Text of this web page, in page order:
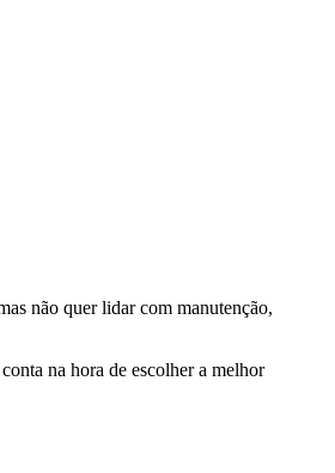
não quer lidar com manutenção,
na hora de escolher a melhor